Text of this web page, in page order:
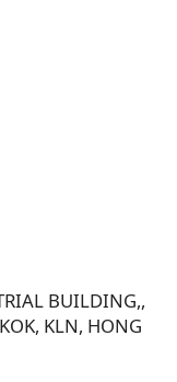
BUILDING,,
KLN, HONG